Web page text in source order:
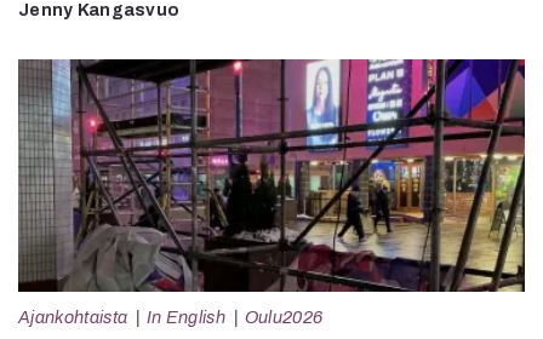
Jenny Kangasvuo
Ajankohtaista In English Oulu2026